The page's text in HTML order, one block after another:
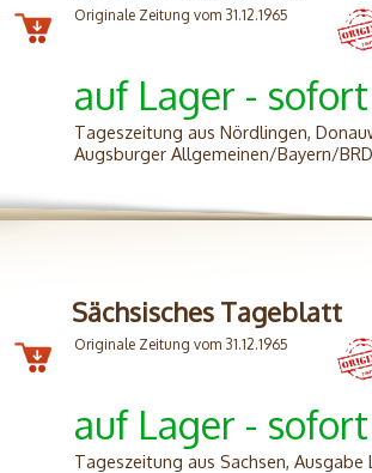
Originale Zeitung vom 31.12.1965
auf Lager -
Tageszeitung aus Nördlingen,
Augsburger Allgemeinen/Bayern/BRD
Sächsisches Tageblatt
Originale Zeitung vom 31.12.1965
auf Lager -
Tageszeitung aus Sachsen, Ausgabe